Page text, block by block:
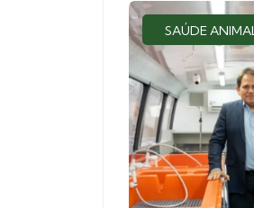
SAÚDE ANIMAL